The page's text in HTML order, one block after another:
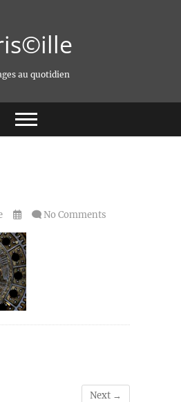
au quotidien
No Comments
Next →